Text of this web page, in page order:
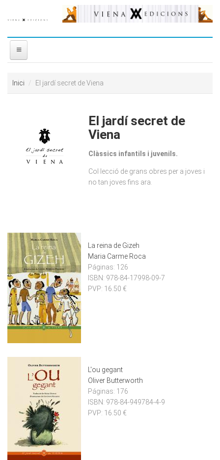
PREMIS
Inici El jardí secret de Viena
El jardí secret de
Viena
Clàssics infantils i juvenils.
Col·lecció de grans obres per a joves i
no tan joves fins ara.
La reina de Gizeh
Maria Carme Roca
Páginas: 126
ISBN: 978-84-17998-09-7
PVP: 16.50 €
L'ou gegant
Oliver Butterworth
Páginas: 176
ISBN: 978-84-949784-4-9
PVP: 16.50 €